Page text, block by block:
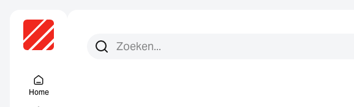
Home
Zoeken:
Zoek op